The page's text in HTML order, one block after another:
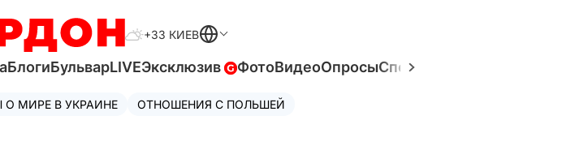
+33 КИЕВ
БлогиБульварLIVEЭксклюзив ФотоВидеоОпросыСпецпроекты
О МИРЕ В УКРАИНЕ ОТНОШЕНИЯ С ПОЛЬШЕЙ